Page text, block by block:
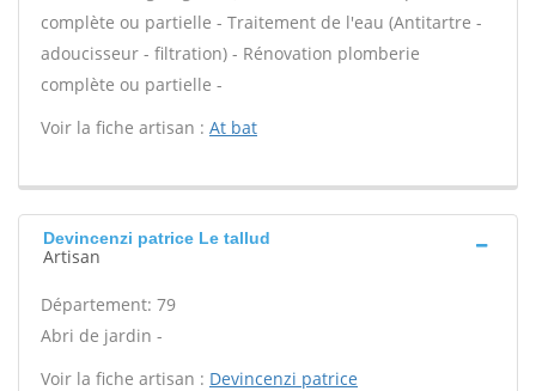
complète ou partielle - Traitement de l'eau (Antitartre -
adoucisseur - filtration) - Rénovation plomberie
complète ou partielle -
Voir la fiche artisan : At bat
Devincenzi patrice Le tallud
Artisan
Département: 79
Abri de jardin -
Voir la fiche artisan : Devincenzi patrice